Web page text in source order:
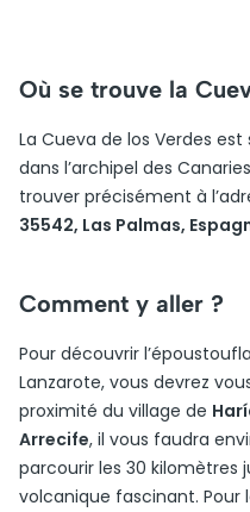
Où se trouve la
La Cueva de los Verdes est
dans l’archipel des
trouver précisément à
35542, Las Palmas,
Comment y aller ?
Pour découvrir
Lanzarote, vous devrez
proximité du village de
Arrecife, il vous faudra
parcourir les 30 kilomètres
volcanique fascinant. Pour